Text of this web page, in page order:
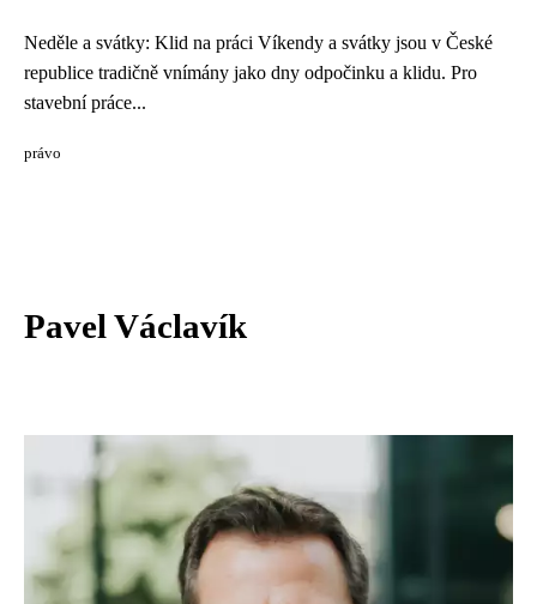
Neděle a svátky: Klid na práci Víkendy a svátky jsou v České
republice tradičně vnímány jako dny odpočinku a klidu. Pro
stavební práce...
právo
Pavel Václavík